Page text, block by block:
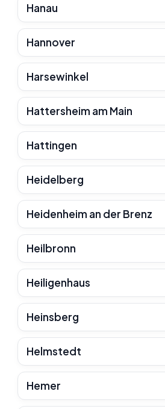
Hanau
Hannover
Harsewinkel
Hattersheim am Main
Hattingen
Heidelberg
Heidenheim an der Brenz
Heilbronn
Heiligenhaus
Heinsberg
Helmstedt
Hemer